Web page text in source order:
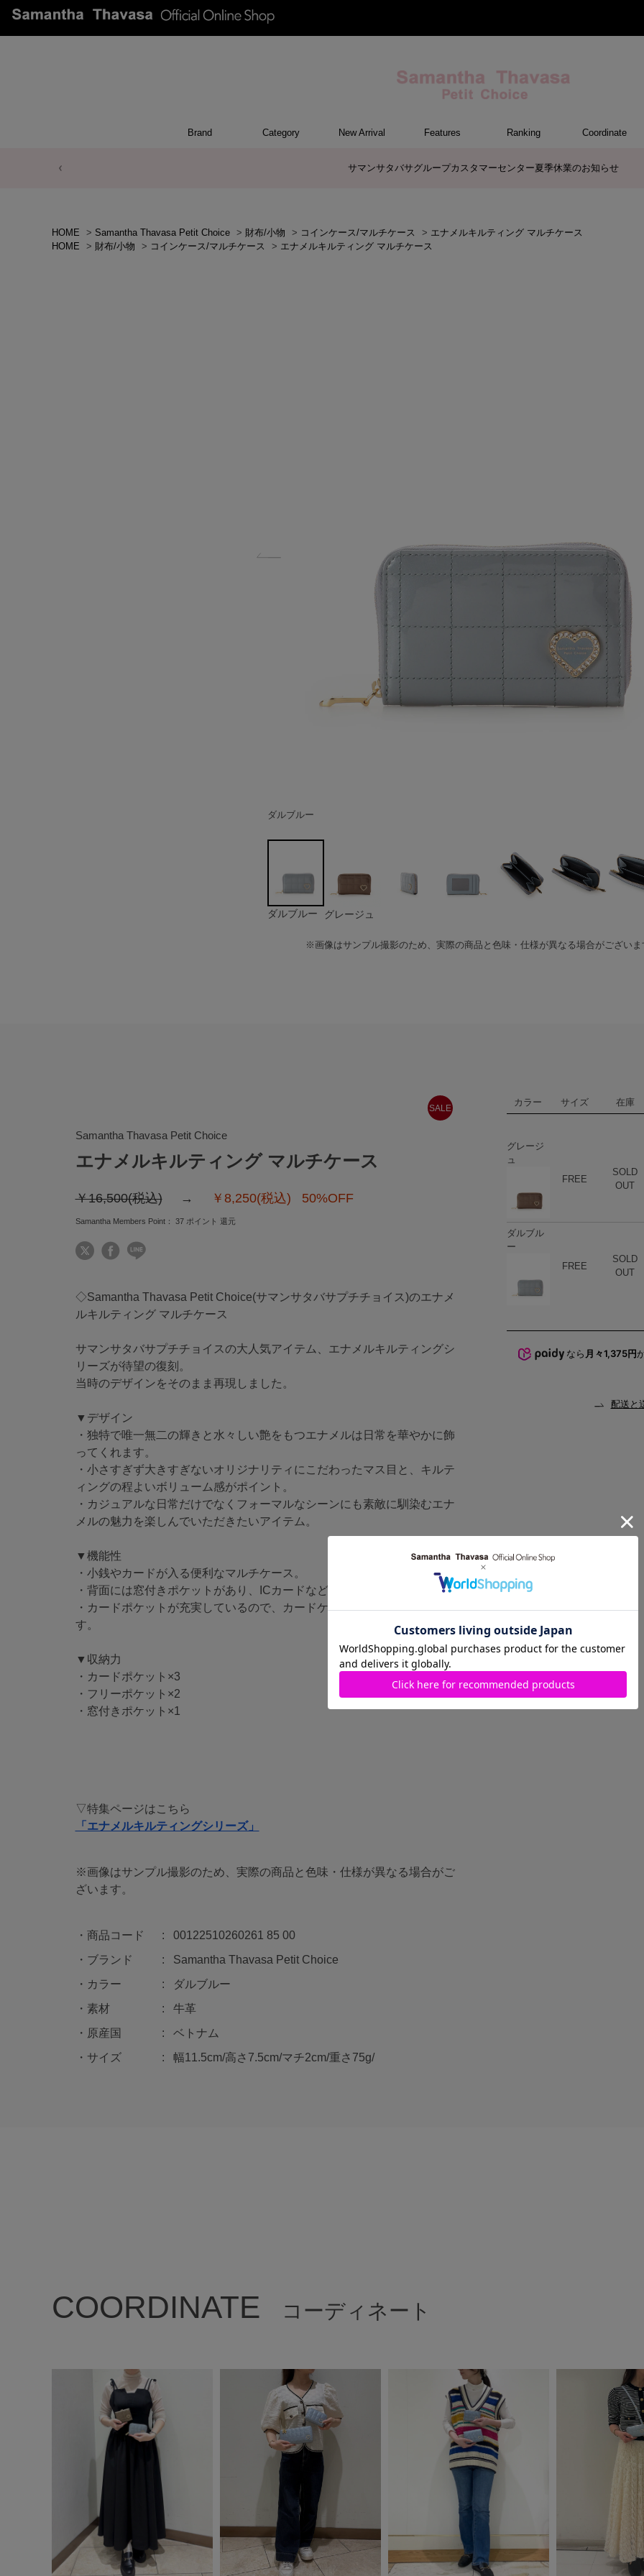
Brand Category
トートバッグ/ブリーフ
ショルダーバッグ/ミニバッグ
ボストンバッグ
リュック/バックパック
ボディバッグ/ウエストポーチ
ウォレット&スマホショルダーバッ
バッグその他
ケアアイテム
長財布
中財布
折財布/ミニ財布
コインケース/マルチケース
財布・小物その他
ポーチ
カードケース/名刺入れ
キーケース
パスケース
モバイルグッズ
ケース/ポーチその他
ファスナートップチャーム
バッグチャーム
チャームその他
New Arrival Features Ranking Coordinate
サマンサタバサグループカスタマーセンター夏季休業のお知らせ
HOME > Samantha Thavasa Petit Choice > 財布/小物 > コインケース/マルチケース > エナメルキルティング マルチケース
HOME
> 財布/小物 > コインケース/マルチケース > エナメルキルティング マルチケース
ダルブルー
グレージュ
ダルブルー グレージュ
※画像はサンプル撮影のため、実際の商品と色味・仕様が異なる場合がございま
SALE
Samantha Thavasa Petit Choice
エナメルキルティング マルチケース
￥16,500(税込) ￥8,250(税込) 50%OFF
Samantha Members Point： 37ポイント 還元
◇Samantha Thavasa Petit Choice(サマンサタバサプチチョイス)のエナメ
ルキルティング マルチケース
サマンサタバサプチチョイスの大人気アイテム、エナメルキルティングシ
リーズが待望の復刻。
当時のデザインをそのまま再現しました。
▼デザイン
・独特で唯一無二の輝きと水々しい艶をもつエナメルは日常を華やかに飾
ってくれます。
・小さすぎず大きすぎないオリジナリティにこだわったマス目と、キルテ
ィングの程よいボリューム感がポイント。
・カジュアルな日常だけでなくフォーマルなシーンにも素敵に馴染むエナ
メルの魅力を楽しんでいただきたいアイテム。
▼機能性
・小銭やカードが入る便利なマルチケース。
・背面には窓付きポケットがあり、ICカードなどが入れられる仕様。
・カードポケットが充実しているので、カードケースとしても使用出来ま
す。
▼収納力
・カードポケット×3
・フリーポケット×2
・窓付きポケット×1
▽特集ページはこちら
「エナメルキルティングシリーズ」
※画像はサンプル撮影のため、実際の商品と色味・仕様が異なる場合がご
ざいます。
商品コード
00122510260261 85 00
ブランド
Samantha Thavasa Petit Choice
カラー
ダルブルー
素材
牛革
原産国
ベトナム
サイズ
幅11.5cm/高さ7.5cm/マチ2cm/重さ75g/
カラー サイズ 在庫
グレージ
ュ
FREE
SOLD
OUT
ダルブル
ー
FREE
SOLD
OUT
なら 月々1,375円
配送と
COORDINATE コーディネート